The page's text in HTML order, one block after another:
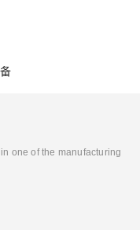
one of the manufacturing